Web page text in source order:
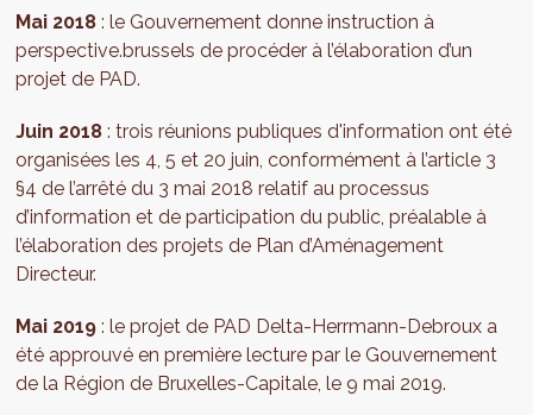
Mai 2018 : le Gouvernement donne instruction à
perspective.brussels de procéder à l’élaboration d’un
projet de PAD.
Juin 2018: trois réunions publiques d'information ont été
organisées les 4, 5 et 20 juin, conformément à l’article 3
§4 de l’arrêté du 3 mai 2018 relatif au processus
d’information et de participation du public, préalable à
l’élaboration des projets de Plan d’Aménagement
Directeur.
Mai 2019 : le projet de PAD Delta-Herrmann-Debroux a
été approuvé en première lecture par le Gouvernement
de la Région de Bruxelles-Capitale, le 9 mai 2019.